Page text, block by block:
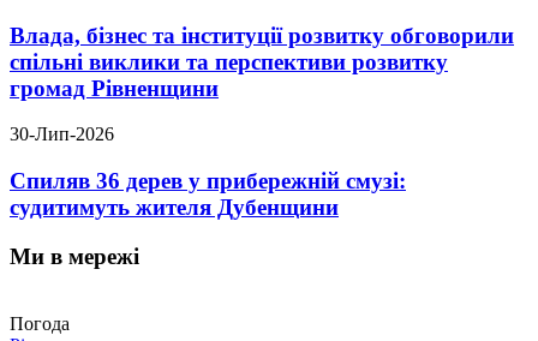
Влада, бізнес та інституції розвитку обговорили
спільні виклики та перспективи розвитку
громад Рівненщини
30-Лип-2026
Спиляв 36 дерев у прибережній смузі:
судитимуть жителя Дубенщини
Ми в мережі
Погода